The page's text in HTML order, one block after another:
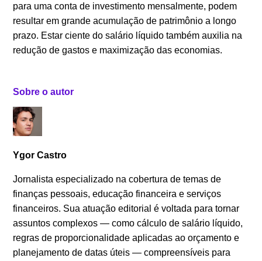
para uma conta de investimento mensalmente, podem
resultar em grande acumulação de patrimônio a longo
prazo. Estar ciente do salário líquido também auxilia na
redução de gastos e maximização das economias.
Sobre o autor
Ygor Castro
Jornalista especializado na cobertura de temas de
finanças pessoais, educação financeira e serviços
financeiros. Sua atuação editorial é voltada para tornar
assuntos complexos — como cálculo de salário líquido,
regras de proporcionalidade aplicadas ao orçamento e
planejamento de datas úteis — compreensíveis para